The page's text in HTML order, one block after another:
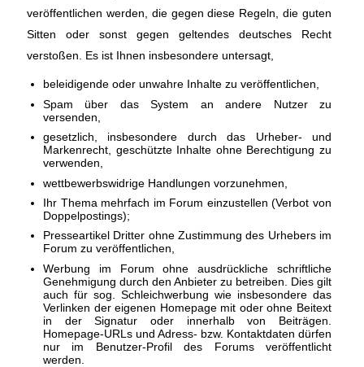
veröffentlichen werden, die gegen diese Regeln, die guten
Sitten oder sonst gegen geltendes deutsches Recht
verstoßen. Es ist Ihnen insbesondere untersagt,
beleidigende oder unwahre Inhalte zu veröffentlichen,
Spam über das System an andere Nutzer zu
versenden,
gesetzlich, insbesondere durch das Urheber- und
Markenrecht, geschützte Inhalte ohne Berechtigung zu
verwenden,
wettbewerbswidrige Handlungen vorzunehmen,
Ihr Thema mehrfach im Forum einzustellen (Verbot von
Doppelpostings);
Presseartikel Dritter ohne Zustimmung des Urhebers im
Forum zu veröffentlichen,
Werbung im Forum ohne ausdrückliche schriftliche
Genehmigung durch den Anbieter zu betreiben. Dies gilt
auch für sog. Schleichwerbung wie insbesondere das
Verlinken der eigenen Homepage mit oder ohne Beitext
in der Signatur oder innerhalb von Beiträgen.
Homepage-URLs und Adress- bzw. Kontaktdaten dürfen
nur im Benutzer-Profil des Forums veröffentlicht
werden.